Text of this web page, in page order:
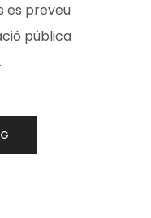
es preveu
pública